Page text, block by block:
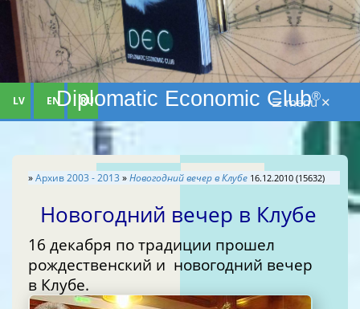
Diplomatic Economic Club®
LV EN RU ☰ menu ✕
»Aрхив 2003 - 2013 »Новогодний вечер в Клубе 16.12.2010 (15632)
Новогодний вечер в Клубе
16 декабря по традиции прошел
рождественский и новогодний вечер
в Клубе.